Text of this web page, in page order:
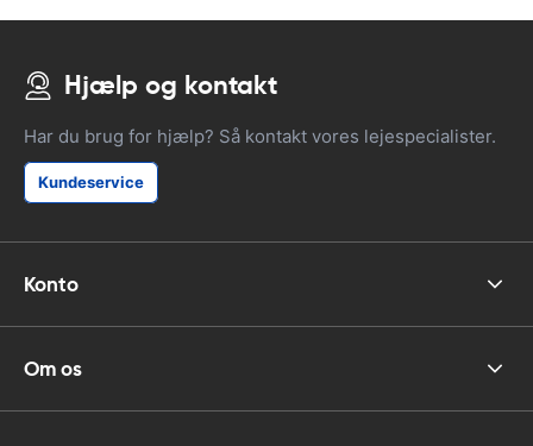
Hjælp og kontakt
Har du brug for hjælp? Så kontakt vores lejespecialister.
Kundeservice
Konto
Om os